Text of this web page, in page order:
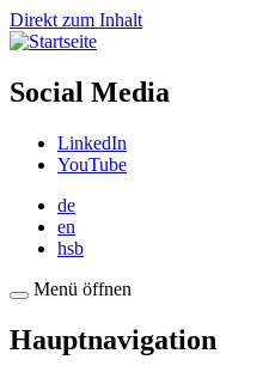
Direkt zum Inhalt
Social Media
LinkedIn
YouTube
de
en
hsb
Menü öffnen
Hauptnavigation